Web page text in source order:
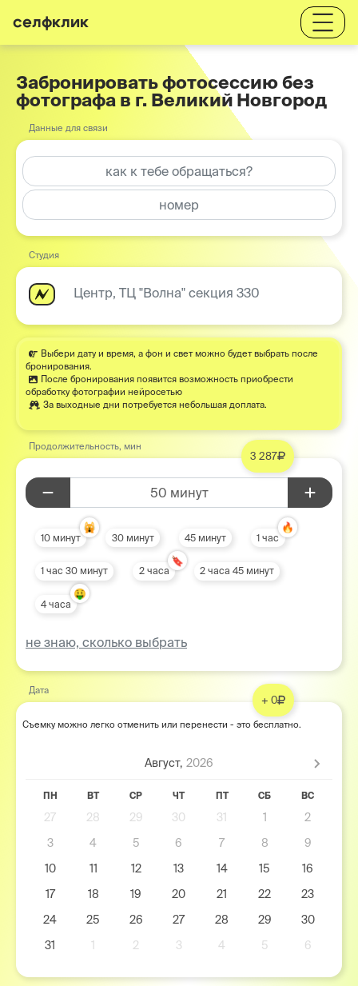
селфклик
Забронировать фотосессию без
фотографа в г. Великий Новгород
Данные для связи
Студия
Центр, ТЦ "Волна" секция 330
Выбери дату и время, а фон и свет можно будет выбрать после
бронирования.
После бронирования появится возможность приобрести
обработку фотографии нейросетью
За выходные дни потребуется небольшая доплата.
3 287
Продолжительность, мин
50 минут
10 минут
🙀
30 минут 45 минут 1 час
🔥
1 час 30 минут 2 часа
🔖
2 часа 45 минут
4 часа
🤑
не знаю, сколько выбрать
+ 0
Дата
Съемку можно легко отменить или перенести - это бесплатно.
Август, 2026
ПН ВТ СР ЧТ ПТ СБ ВС
27 28 29 30 31 1
2
3
4 5 6 7 8
9
10
11 12 13 14 15
16
17
18 19 20 21 22
23
24
25 26 27 28 29
30
31
1 2 3 4 5 6